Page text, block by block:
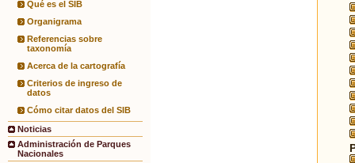
Qué es el SIB
Organigrama
Referencias sobre
taxonomía
Acerca de la cartografía
Criterios de ingreso de
datos
Cómo citar datos del SIB
Noticias
Administración de Parques
Nacionales